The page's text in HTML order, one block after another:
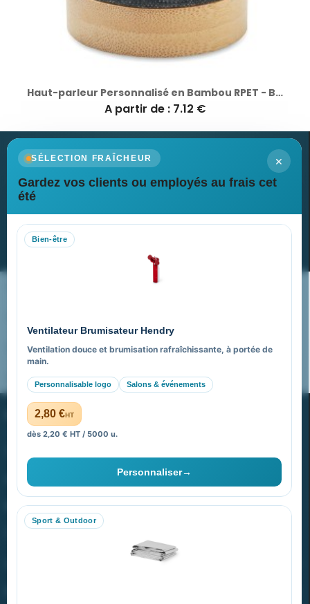
Haut-Parleur Bluetooth Personnalisé Skind pas cher
A partir de : 4.69 €
×
SÉLECTION FRAÎCHEUR
Gardez vos clients ou employés au frais cet
été
Bien-être
Ventilateur Brumisateur Hendry
Ventilation douce et brumisation rafraîchissante, à portée de
main.
Personnalisable logo Salons & événements
2,80 €HT
dès 2,20 € HT / 5000 u.
Personnaliser→
Sport & Outdoor
Newsletter
Recevez nos dernières nouvelles et nos offres spéciales
Nos expertises & accompagnement global
FAQ sur Promenoch Goodies Pub France
Pourquoi ça a marché à 100% pour moi ?
PROMENOCH GOODIES
40 rue Madeleine Michelis
92 200 Neuilly